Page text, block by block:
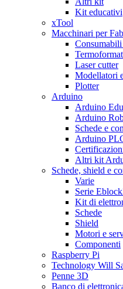
Kit educativi
xTool
Macchinari per
Laser cutter
Modellatori
Plotter
Arduino
Arduino
Arduino
Schede e
Arduino
Altri kit
Schede, shield e
Varie
Serie
Kit di
Schede
Shield
Motori e
Componenti
Raspberry Pi
Technology Will
Penne 3D
Banco di